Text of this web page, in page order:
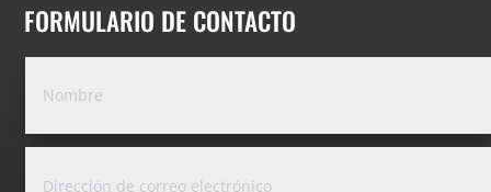
FORMULARIO DE CONTACTO